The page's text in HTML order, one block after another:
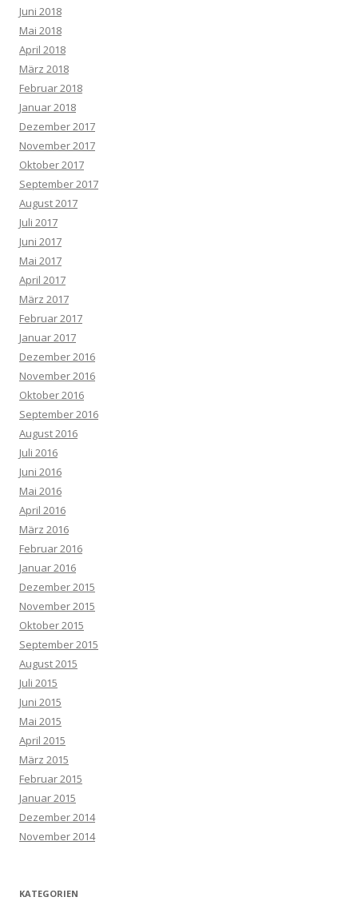
Juni 2018
Mai 2018
April 2018
März 2018
Februar 2018
Januar 2018
Dezember 2017
November 2017
Oktober 2017
September 2017
August 2017
Juli 2017
Juni 2017
Mai 2017
April 2017
März 2017
Februar 2017
Januar 2017
Dezember 2016
November 2016
Oktober 2016
September 2016
August 2016
Juli 2016
Juni 2016
Mai 2016
April 2016
März 2016
Februar 2016
Januar 2016
Dezember 2015
November 2015
Oktober 2015
September 2015
August 2015
Juli 2015
Juni 2015
Mai 2015
April 2015
März 2015
Februar 2015
Januar 2015
Dezember 2014
November 2014
KATEGORIEN